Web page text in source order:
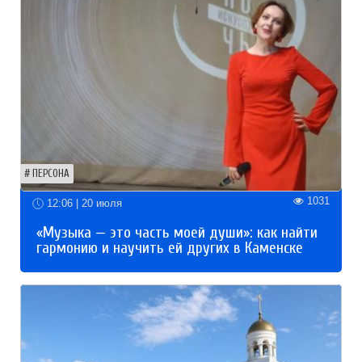
ПЕРСОНА
12:06 | 20 июля 1031
«Музыка — это часть моей души»: как найти
гармонию и научить ей других в Каменске